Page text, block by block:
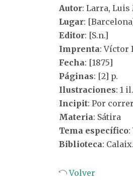
Autor: Larra, Luis
Lugar:
Editor: [S.n.]
Imprenta: Víctor
Fecha: [1875]
Páginas: [2] p.
Ilustraciones: 1 il.
Incipit: Por
Materia: Sátira
Tema específico
Biblioteca:
Volver